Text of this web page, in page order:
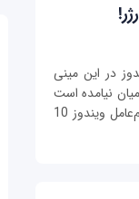
در این مینی
نیامده است
اما بسیار محتمل است که این مینی پی‌سی دارای سیستم‌عامل ویندوز 10